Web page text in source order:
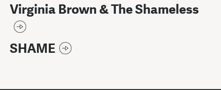
Virginia Brown & The Shameless
SHAME